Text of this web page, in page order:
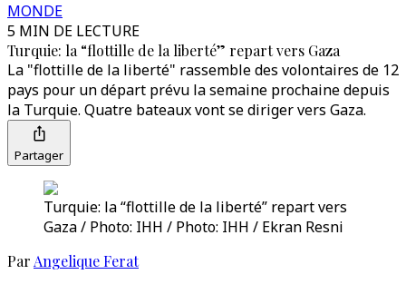
MONDE
5 MIN DE LECTURE
Turquie: la “flottille de la liberté” repart vers Gaza
La "flottille de la liberté" rassemble des volontaires de 12
pays pour un départ prévu la semaine prochaine depuis
la Turquie. Quatre bateaux vont se diriger vers Gaza.
Partager
Turquie: la “flottille de la liberté” repart vers
Gaza / Photo: IHH / Photo: IHH / Ekran Resni
Par Angelique Ferat